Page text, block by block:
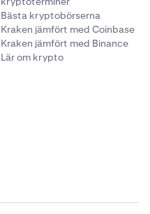
Bästa kryptobörserna
Kraken jämfört med Coinbase
Kraken jämfört med Binance
Lär om krypto